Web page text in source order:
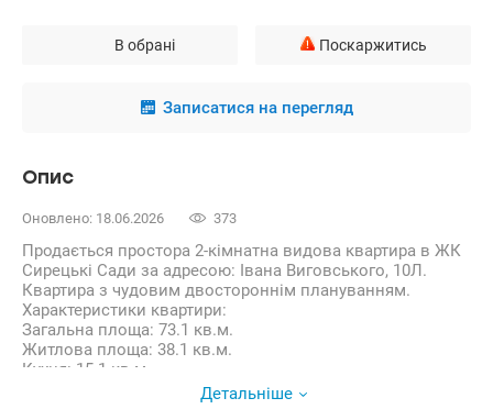
В обрані Поскаржитись
Записатися на перегляд
Опис
Оновлено: 18.06.2026 373
Продається простора 2-кімнатна видова квартира в ЖК
Сирецькі Сади за адресою: Івана Виговського, 10Л.
Квартира з чудовим двостороннім плануванням.
Характеристики квартири:
Загальна площа: 73.1 кв.м.
Житлова площа: 38.1 кв.м.
Кухня: 15.1 кв.м.
Детальніше